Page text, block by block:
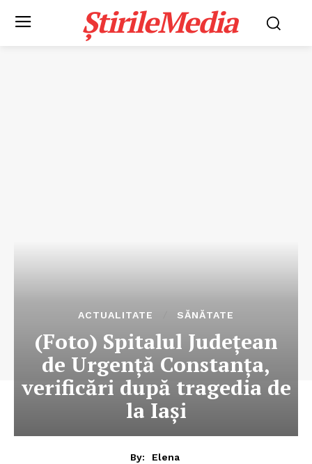
ȘtirileMedia
ACTUALITATE SĂNĂTATE
(Foto) Spitalul Județean
de Urgență Constanța,
verificări după tragedia de
la Iași
By:
Elena